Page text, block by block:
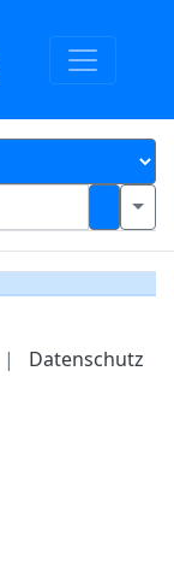
| Datenschutz